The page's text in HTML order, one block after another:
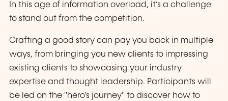
In this age of information overload, it’s a challenge
to stand out from the competition.
Crafting a good story can pay you back in multiple
ways, from bringing you new clients to impressing
existing clients to showcasing your industry
expertise and thought leadership. Participants will
be led on the "hero’s journey" to discover how to